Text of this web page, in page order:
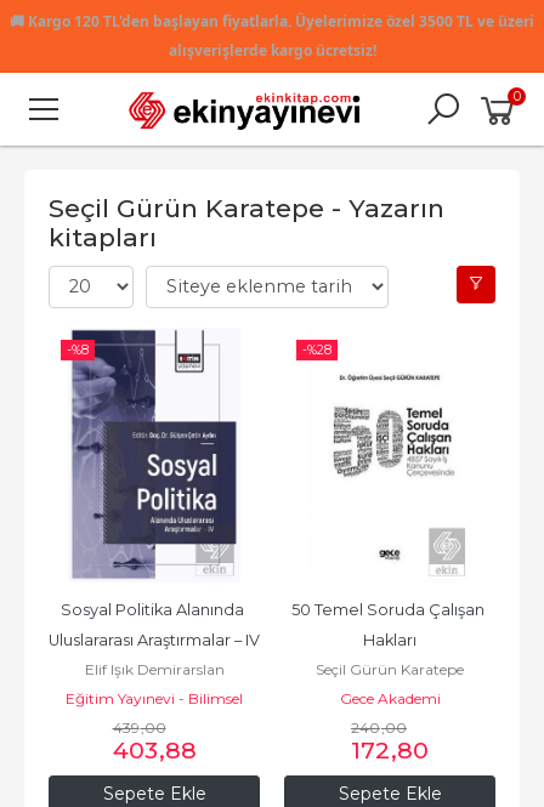
🚚 Kargo 120 TL'den başlayan fiyatlarla. Üyelerimize özel 3500 TL ve üzeri
alışverişlerde kargo ücretsiz!
0
Seçil Gürün Karatepe - Yazarın
kitapları
-%8
Sepete Ekle
Sosyal Politika Alanında
Uluslararası Araştırmalar – IV
Elif Işık Demirarslan
Eğitim Yayınevi - Bilimsel
Eserler
439,00
403,88
-%28
Sepete Ekle
50 Temel Soruda Çalışan
Hakları
Seçil Gürün Karatepe
Gece Akademi
240,00
172,80